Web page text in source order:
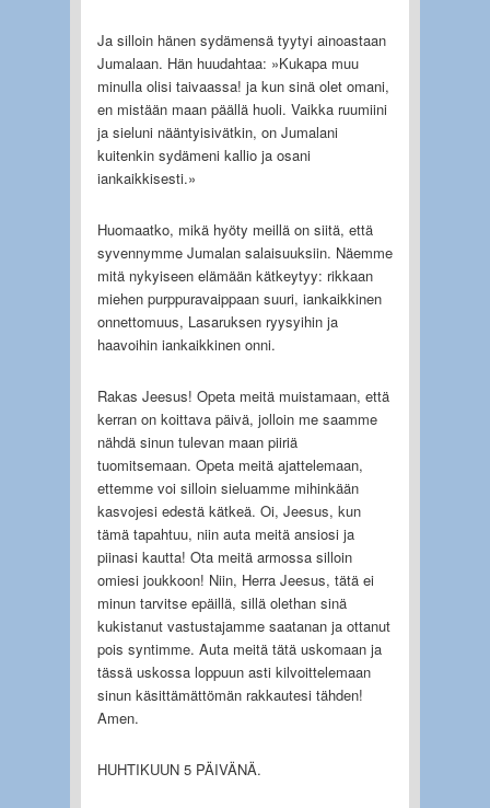
Ja silloin hänen sydämensä tyytyi ainoastaan
Jumalaan. Hän huudahtaa: »Kukapa muu
minulla olisi taivaassa! ja kun sinä olet omani,
en mistään maan päällä huoli. Vaikka ruumiini
ja sieluni nääntyisivätkin, on Jumalani
kuitenkin sydämeni kallio ja osani
iankaikkisesti.»
Huomaatko, mikä hyöty meillä on siitä, että
syvennymme Jumalan salaisuuksiin. Näemme
mitä nykyiseen elämään kätkeytyy: rikkaan
miehen purppuravaippaan suuri, iankaikkinen
onnettomuus, Lasaruksen ryysyihin ja
haavoihin iankaikkinen onni.
Rakas Jeesus! Opeta meitä muistamaan, että
kerran on koittava päivä, jolloin me saamme
nähdä sinun tulevan maan piiriä
tuomitsemaan. Opeta meitä ajattelemaan,
ettemme voi silloin sieluamme mihinkään
kasvojesi edestä kätkeä. Oi, Jeesus, kun
tämä tapahtuu, niin auta meitä ansiosi ja
piinasi kautta! Ota meitä armossa silloin
omiesi joukkoon! Niin, Herra Jeesus, tätä ei
minun tarvitse epäillä, sillä olethan sinä
kukistanut vastustajamme saatanan ja ottanut
pois syntimme. Auta meitä tätä uskomaan ja
tässä uskossa loppuun asti kilvoittelemaan
sinun käsittämättömän rakkautesi tähden!
Amen.
HUHTIKUUN 5 PÄIVÄNÄ.